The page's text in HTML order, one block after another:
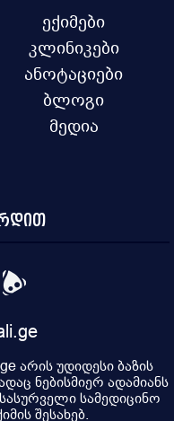
ექიმები
კლინიკები
ანოტაციები
ბლოგი
მედია
არის უდიდესი ბაზის
ნებისმიერ ადამიანს
სამედიცინო
შესახებ.